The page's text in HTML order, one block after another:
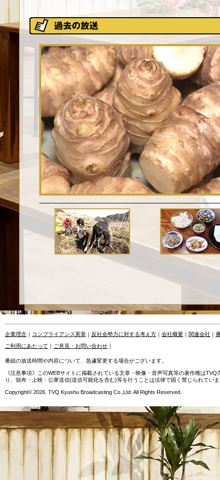
企業理念 ｜ コンプライアンス憲章 ｜ 反社会勢力に対する考え方 ｜ 会社概要 ｜ 関連会社 ｜
ご利用にあたって ｜ ご意見・お問い合わせ ｜
番組の放送時間や内容について、急遽変更する場合がございます。
《注意事項》このWEBサイトに掲載されている文章・映像・音声写真等の著作権は
り、頒布・上映・公衆送信(送信可能化を含む)等を行うことは法律で固く禁じられてい
Copyright© 2026. TVQ Kyushu Broadcasting Co.,Ltd. All Rights Reserved.